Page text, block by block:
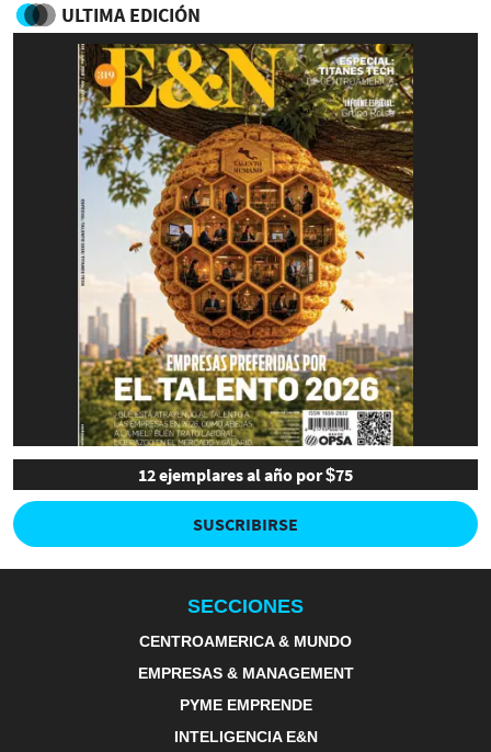
ULTIMA EDICIÓN
12 ejemplares al año por $75
SUSCRIBIRSE
SECCIONES
CENTROAMERICA & MUNDO
EMPRESAS & MANAGEMENT
PYME EMPRENDE
INTELIGENCIA E&N